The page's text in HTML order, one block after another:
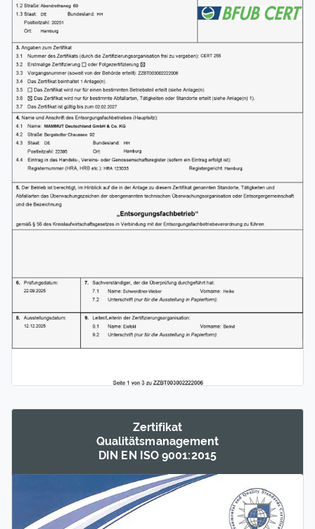
Zertifikat
Qualitäts­management
DIN EN ISO 9001:2015